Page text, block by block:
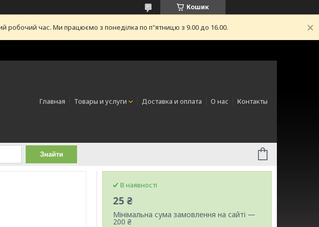
Кошик
робочий час. Ми працюємо з понеділка по п"ятницю з 9.00 до 16.00.
Главная Товары и услуги Доставка и оплата О нас Контакты
Знайти
В наявності
25 ₴
Мінімальна сума замовлення на сайті —
200 ₴